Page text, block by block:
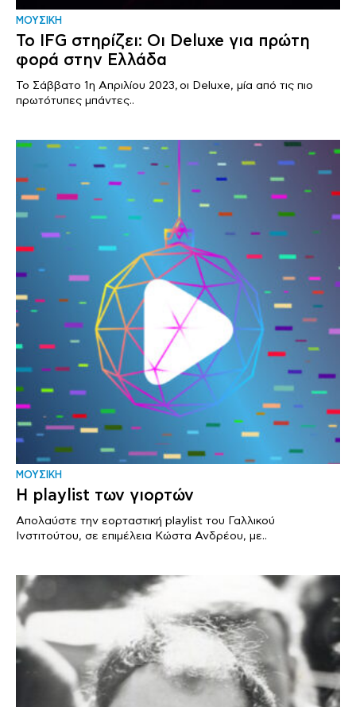
ΜΟΥΣΙΚΗ
Το IFG στηρίζει: Οι Deluxe για πρώτη
φορά στην Ελλάδα
Το Σάββατο 1η Απριλίου 2023, οι Deluxe, μία από τις πιο
πρωτότυπες μπάντες..
ΜΟΥΣΙΚΗ
Η playlist των γιορτών
Απολαύστε την εορταστική playlist του Γαλλικού
Ινστιτούτου, σε επιμέλεια Κώστα Ανδρέου, με..